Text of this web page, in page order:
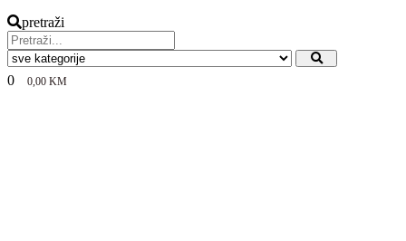
pretraži
0 0,00 KM